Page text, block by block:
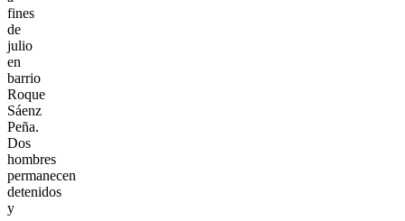
fines
de
julio
en
barrio
Roque
Sáenz
Peña.
Dos
hombres
permanecen
detenidos
y